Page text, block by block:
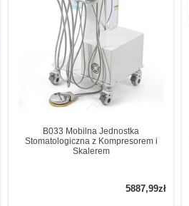
B033 Mobilna Jednostka
Stomatologiczna z Kompresorem i
Skalerem
5887,99zł